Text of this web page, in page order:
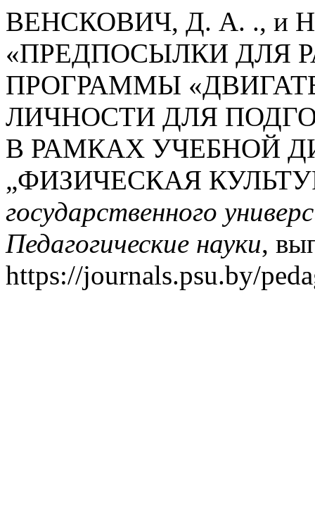
ВЕНСКОВИЧ, Д. А. ., и
«ПРЕДПОСЫЛКИ ДЛЯ
ПРОГРАММЫ
ЛИЧНОСТИ ДЛЯ
В РАМКАХ УЧЕБНОЙ
„ФИЗИЧЕСКАЯ
государственного
Педагогические науки,
https://journals.psu.by/